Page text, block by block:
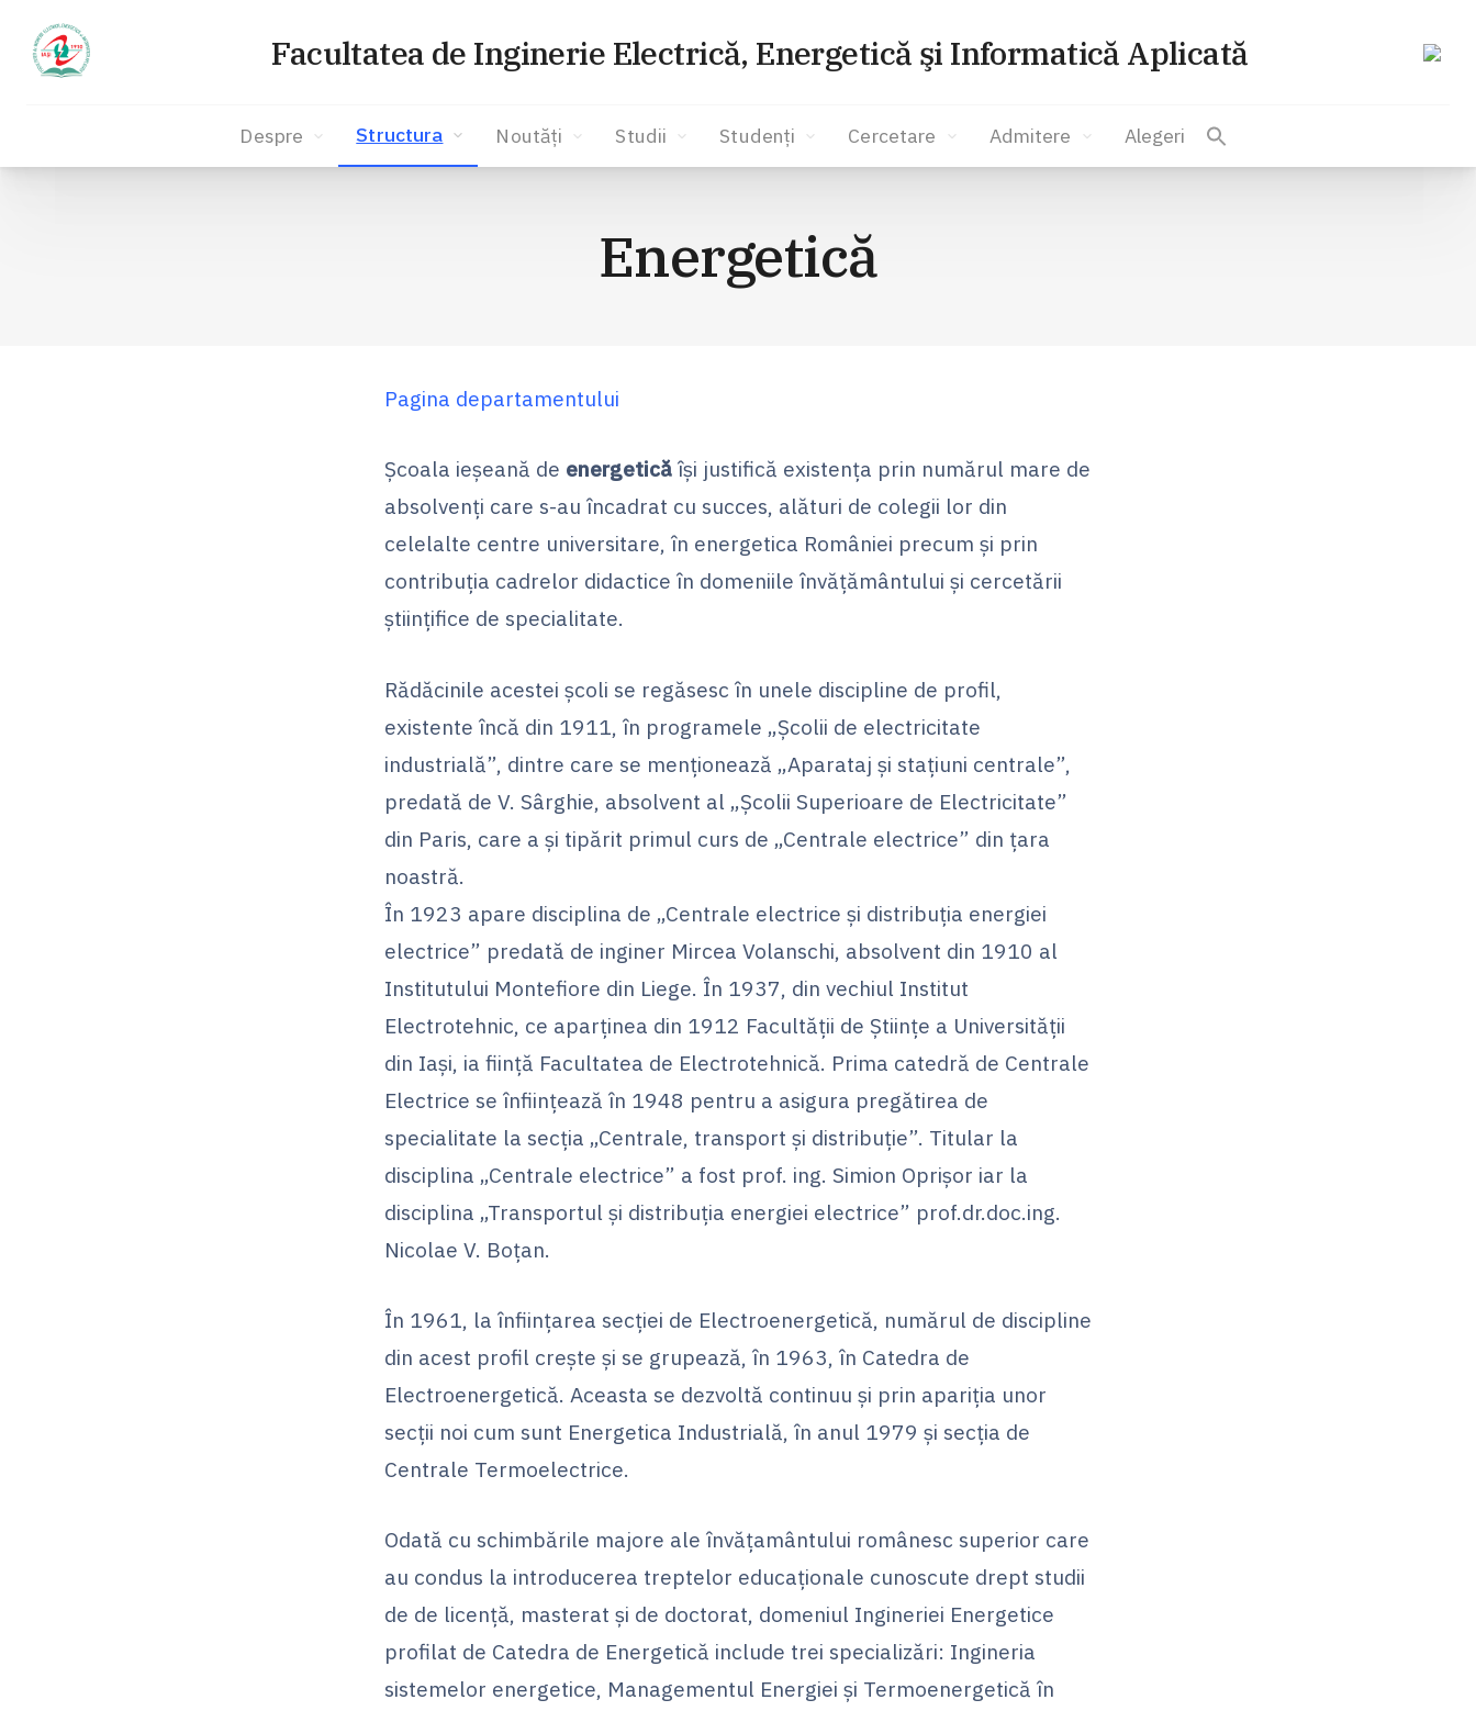
Facultatea de Inginerie Electrică, Energetică şi Informatică Aplicată
Despre Structura Noutăți Studii Studenți Cercetare Admitere Alegeri
Energetică
Pagina departamentului
Şcoala ieşeană de energetică îşi justifică existenţa prin numărul mare de
absolvenţi care s-au încadrat cu succes, alături de colegii lor din
celelalte centre universitare, în energetica României precum şi prin
contribuţia cadrelor didactice în domeniile învăţământului şi cercetării
ştiinţifice de specialitate.
Rădăcinile acestei şcoli se regăsesc în unele discipline de profil,
existente încă din 1911, în programele „Şcolii de electricitate
industrială”, dintre care se menţionează „Aparataj şi staţiuni centrale”,
predată de V. Sârghie, absolvent al „Şcolii Superioare de Electricitate”
din Paris, care a şi tipărit primul curs de „Centrale electrice” din ţara
noastră.
În 1923 apare disciplina de „Centrale electrice şi distribuţia energiei
electrice” predată de inginer Mircea Volanschi, absolvent din 1910 al
Institutului Montefiore din Liege. În 1937, din vechiul Institut
Electrotehnic, ce aparţinea din 1912 Facultăţii de Ştiinţe a Universităţii
din Iaşi, ia fiinţă Facultatea de Electrotehnică. Prima catedră de Centrale
Electrice se înfiinţează în 1948 pentru a asigura pregătirea de
specialitate la secţia „Centrale, transport şi distribuţie”. Titular la
disciplina „Centrale electrice” a fost prof. ing. Simion Oprişor iar la
disciplina „Transportul şi distribuţia energiei electrice” prof.dr.doc.ing.
Nicolae V. Boţan.
În 1961, la înfiinţarea secţiei de Electroenergetică, numărul de discipline
din acest profil creşte şi se grupează, în 1963, în Catedra de
Electroenergetică. Aceasta se dezvoltă continuu şi prin apariţia unor
secţii noi cum sunt Energetica Industrială, în anul 1979 şi secţia de
Centrale Termoelectrice.
Odată cu schimbările majore ale învăţamântului românesc superior care
au condus la introducerea treptelor educaţionale cunoscute drept studii
de de licenţă, masterat şi de doctorat, domeniul Ingineriei Energetice
profilat de Catedra de Energetică include trei specializări: Ingineria
sistemelor energetice, Managementul Energiei şi Termoenergetică în